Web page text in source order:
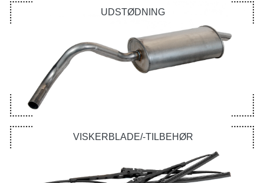
UDSTØDNING
VISKERBLADE/-TILBEHØR